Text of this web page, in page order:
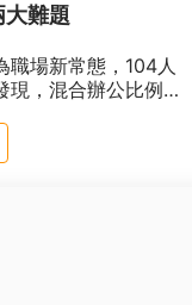
大難題
職場新常態，104人
現，混合辦公比例在